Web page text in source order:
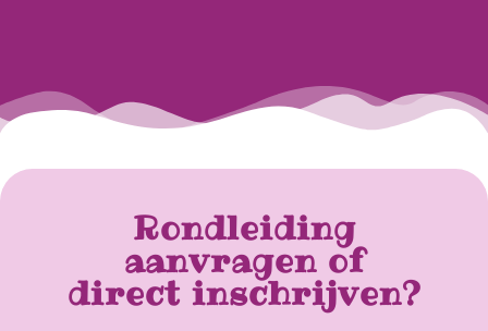
Rondleiding
aanvragen of
direct inschrijven?